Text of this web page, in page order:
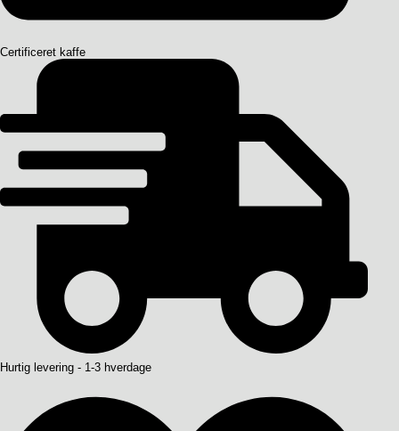
Certificeret kaffe
Hurtig levering - 1-3 hverdage